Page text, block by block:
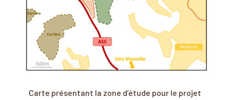
Carte présentant la zone d’étude pour le projet